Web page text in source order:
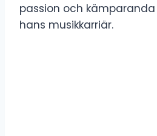
passion och
hans musikkarriär.